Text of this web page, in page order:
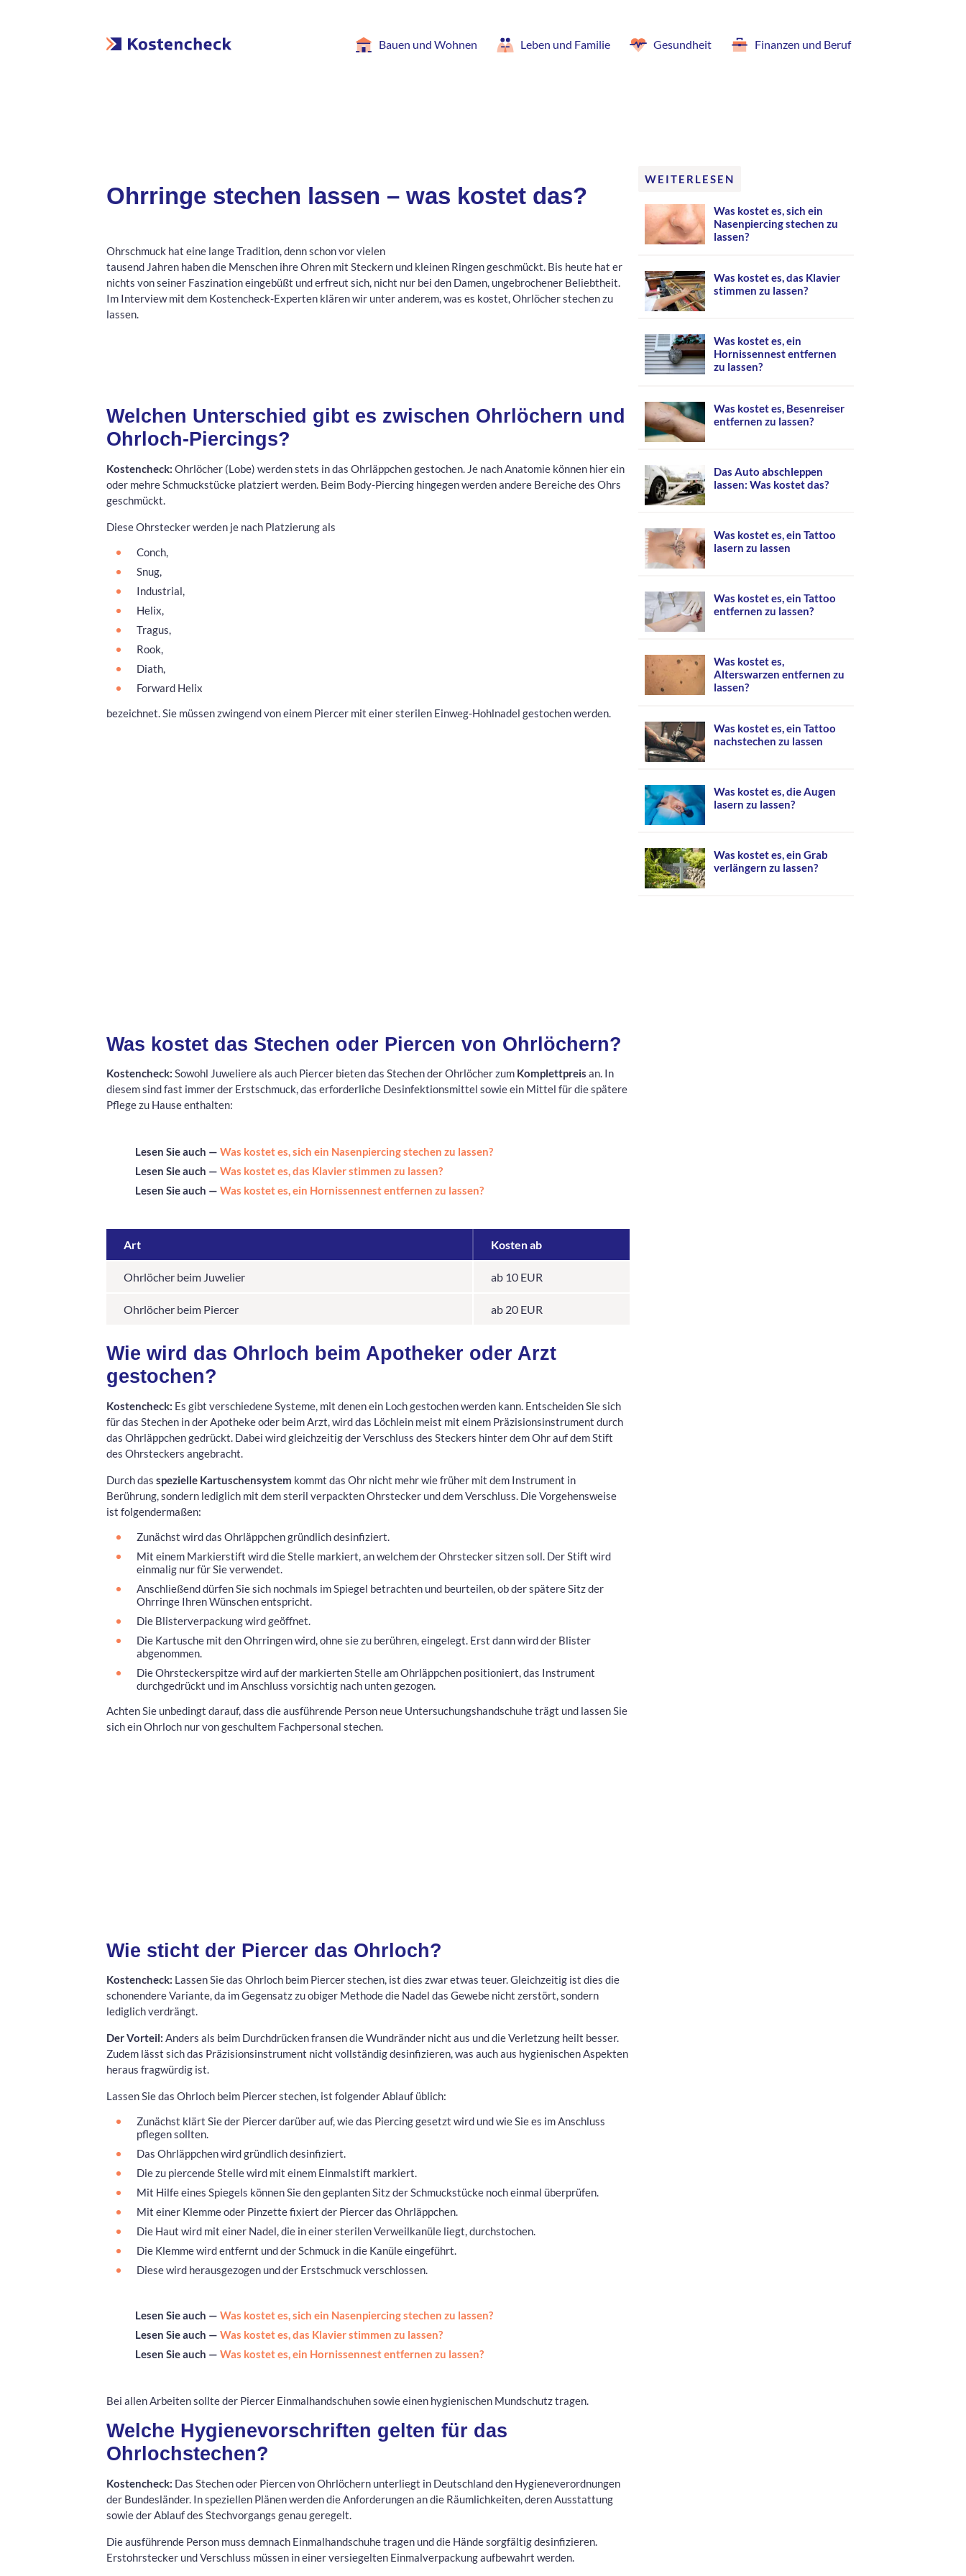
Bauen und Wohnen Leben und Familie Gesundheit Finanzen und Beruf
Ohrringe stechen lassen – was kostet das?
Ohrschmuck hat eine lange Tradition, denn schon vor vielen
tausend Jahren haben die Menschen ihre Ohren mit Steckern und kleinen Ringen geschmückt. Bis heute hat er
nichts von seiner Faszination eingebüßt und erfreut sich, nicht nur bei den Damen, ungebrochener Beliebtheit.
Im Interview mit dem Kostencheck-Experten klären wir unter anderem, was es kostet, Ohrlöcher stechen zu
lassen.
Welchen Unterschied gibt es zwischen Ohrlöchern und
Ohrloch-Piercings?
Kostencheck: Ohrlöcher (Lobe) werden stets in das Ohrläppchen gestochen. Je nach Anatomie können hier ein
oder mehre Schmuckstücke platziert werden. Beim Body-Piercing hingegen werden andere Bereiche des Ohrs
geschmückt.
Diese Ohrstecker werden je nach Platzierung als
Conch,
Snug,
Industrial,
Helix,
Tragus,
Rook,
Diath,
Forward Helix
bezeichnet. Sie müssen zwingend von einem Piercer mit einer sterilen Einweg-Hohlnadel gestochen werden.
Was kostet das Stechen oder Piercen von Ohrlöchern?
Kostencheck: Sowohl Juweliere als auch Piercer bieten das Stechen der Ohrlöcher zum Komplettpreis an. In
diesem sind fast immer der Erstschmuck, das erforderliche Desinfektionsmittel sowie ein Mittel für die spätere
Pflege zu Hause enthalten:
Lesen Sie auch — Was kostet es, sich ein Nasenpiercing stechen zu lassen?
Lesen Sie auch — Was kostet es, das Klavier stimmen zu lassen?
Lesen Sie auch — Was kostet es, ein Hornissennest entfernen zu lassen?
Art Kosten ab
Ohrlöcher beim Juwelier ab 10 EUR
Ohrlöcher beim Piercer ab 20 EUR
Wie wird das Ohrloch beim Apotheker oder Arzt
gestochen?
Kostencheck: Es gibt verschiedene Systeme, mit denen ein Loch gestochen werden kann. Entscheiden Sie sich
für das Stechen in der Apotheke oder beim Arzt, wird das Löchlein meist mit einem Präzisionsinstrument durch
das Ohrläppchen gedrückt. Dabei wird gleichzeitig der Verschluss des Steckers hinter dem Ohr auf dem Stift
des Ohrsteckers angebracht.
Durch das spezielle Kartuschensystem kommt das Ohr nicht mehr wie früher mit dem Instrument in
Berührung, sondern lediglich mit dem steril verpackten Ohrstecker und dem Verschluss. Die Vorgehensweise
ist folgendermaßen:
Zunächst wird das Ohrläppchen gründlich desinfiziert.
Mit einem Markierstift wird die Stelle markiert, an welchem der Ohrstecker sitzen soll. Der Stift wird
einmalig nur für Sie verwendet.
Anschließend dürfen Sie sich nochmals im Spiegel betrachten und beurteilen, ob der spätere Sitz der
Ohrringe Ihren Wünschen entspricht.
Die Blisterverpackung wird geöffnet.
Die Kartusche mit den Ohrringen wird, ohne sie zu berühren, eingelegt. Erst dann wird der Blister
abgenommen.
Die Ohrsteckerspitze wird auf der markierten Stelle am Ohrläppchen positioniert, das Instrument
durchgedrückt und im Anschluss vorsichtig nach unten gezogen.
Achten Sie unbedingt darauf, dass die ausführende Person neue Untersuchungshandschuhe trägt und lassen Sie
sich ein Ohrloch nur von geschultem Fachpersonal stechen.
Wie sticht der Piercer das Ohrloch?
Kostencheck: Lassen Sie das Ohrloch beim Piercer stechen, ist dies zwar etwas teuer. Gleichzeitig ist dies die
schonendere Variante, da im Gegensatz zu obiger Methode die Nadel das Gewebe nicht zerstört, sondern
lediglich verdrängt.
Der Vorteil: Anders als beim Durchdrücken fransen die Wundränder nicht aus und die Verletzung heilt besser.
Zudem lässt sich das Präzisionsinstrument nicht vollständig desinfizieren, was auch aus hygienischen Aspekten
heraus fragwürdig ist.
Lassen Sie das Ohrloch beim Piercer stechen, ist folgender Ablauf üblich:
Zunächst klärt Sie der Piercer darüber auf, wie das Piercing gesetzt wird und wie Sie es im Anschluss
pflegen sollten.
Das Ohrläppchen wird gründlich desinfiziert.
Die zu piercende Stelle wird mit einem Einmalstift markiert.
Mit Hilfe eines Spiegels können Sie den geplanten Sitz der Schmuckstücke noch einmal überprüfen.
Mit einer Klemme oder Pinzette fixiert der Piercer das Ohrläppchen.
Die Haut wird mit einer Nadel, die in einer sterilen Verweilkanüle liegt, durchstochen.
Die Klemme wird entfernt und der Schmuck in die Kanüle eingeführt.
Diese wird herausgezogen und der Erstschmuck verschlossen.
Lesen Sie auch — Was kostet es, sich ein Nasenpiercing stechen zu lassen?
Lesen Sie auch — Was kostet es, das Klavier stimmen zu lassen?
Lesen Sie auch — Was kostet es, ein Hornissennest entfernen zu lassen?
Bei allen Arbeiten sollte der Piercer Einmalhandschuhen sowie einen hygienischen Mundschutz tragen.
Welche Hygienevorschriften gelten für das
Ohrlochstechen?
Kostencheck: Das Stechen oder Piercen von Ohrlöchern unterliegt in Deutschland den Hygieneverordnungen
der Bundesländer. In speziellen Plänen werden die Anforderungen an die Räumlichkeiten, deren Ausstattung
sowie der Ablauf des Stechvorgangs genau geregelt.
Die ausführende Person muss demnach Einmalhandschuhe tragen und die Hände sorgfältig desinfizieren.
Erstohrstecker und Verschluss müssen in einer versiegelten Einmalverpackung aufbewahrt werden.
WEITERLESEN
Was kostet es, sich ein
Nasenpiercing stechen zu
lassen?
Was kostet es, das Klavier
stimmen zu lassen?
Was kostet es, ein
Hornissennest entfernen
zu lassen?
Was kostet es, Besenreiser
entfernen zu lassen?
Das Auto abschleppen
lassen: Was kostet das?
Was kostet es, ein Tattoo
lasern zu lassen
Was kostet es, ein Tattoo
entfernen zu lassen?
Was kostet es,
Alterswarzen entfernen zu
lassen?
Was kostet es, ein Tattoo
nachstechen zu lassen
Was kostet es, die Augen
lasern zu lassen?
Was kostet es, ein Grab
verlängern zu lassen?